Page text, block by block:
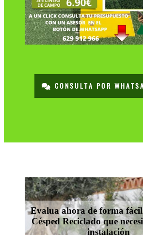
CONSULTA POR
Evalua ahora de forma fácil
Césped Reciclado que
instalación